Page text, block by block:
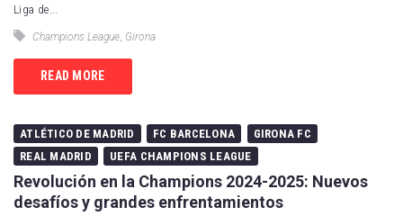
Liga de...
Champions League Girona
READ MORE
ATLÉTICO DE MADRID FC BARCELONA
GIRONA FC
REAL MADRID
UEFA CHAMPIONS LEAGUE
Revolución en la Champions 2024-2025: Nuevos
desafíos y grandes enfrentamientos